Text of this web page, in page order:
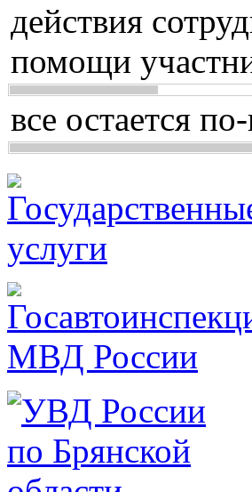
действия
помощи
все остается